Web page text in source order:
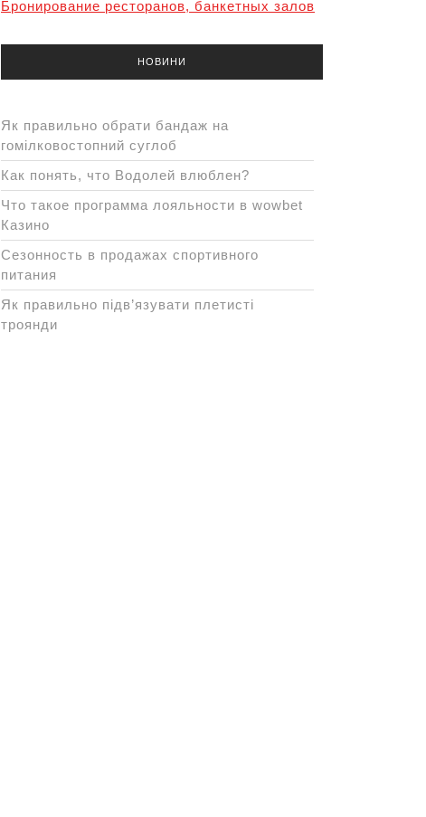
Бронирование ресторанов, банкетных залов
НОВИНИ
Як правильно обрати бандаж на
гомілковостопний суглоб
Как понять, что Водолей влюблен?
Что такое программа лояльности в wowbet
Казино
Сезонность в продажах спортивного
питания
Як правильно підв’язувати плетисті
троянди